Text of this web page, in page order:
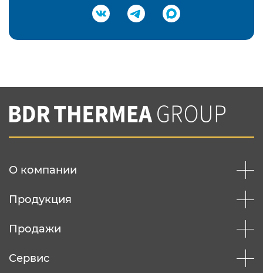
Подтвердить e-mail
Вы соглашаетесь с нашей политикой
конфеденциальности
О компании
Продукция
Продажи
Сервис